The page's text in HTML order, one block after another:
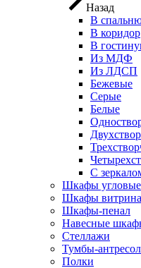
Назад
В
В коридор
В
Из МДФ
Из ЛДСП
Бежевые
Серые
Белые
С
Шкафы угловые
Шкафы витрина
Шкафы-пенал
Навесные
Стеллажи
Тумбы-
Полки